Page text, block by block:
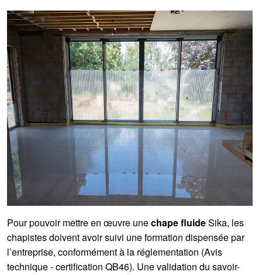
Pour pouvoir mettre en œuvre unechape fluideSika, les
chapistes doivent avoir suivi une formation dispensée par
l’entreprise, conformément à la réglementation (Avis
technique - certification QB46). Une validation du savoir-